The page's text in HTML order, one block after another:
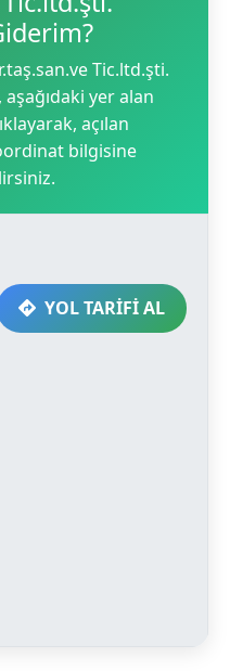
Tic.ltd.şti.
yer alan
açılan
bilgisine
YOL TARİFİ AL